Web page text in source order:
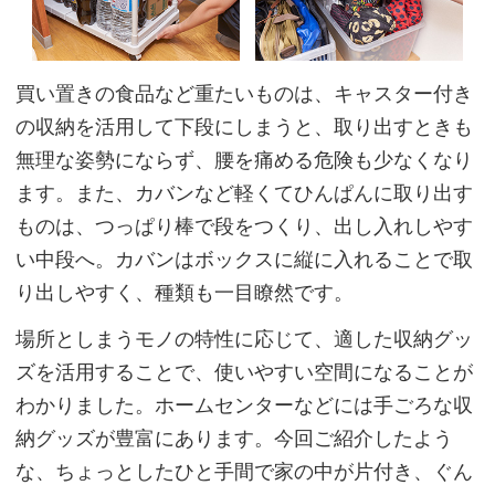
買い置きの食品など重たいものは、キャスター付き
の収納を活用して下段にしまうと、取り出すときも
無理な姿勢にならず、腰を痛める危険も少なくなり
ます。また、カバンなど軽くてひんぱんに取り出す
ものは、つっぱり棒で段をつくり、出し入れしやす
い中段へ。カバンはボックスに縦に入れることで取
り出しやすく、種類も一目瞭然です。
場所としまうモノの特性に応じて、適した収納グッ
ズを活用することで、使いやすい空間になることが
わかりました。ホームセンターなどには手ごろな収
納グッズが豊富にあります。今回ご紹介したよう
な、ちょっとしたひと手間で家の中が片付き、ぐん